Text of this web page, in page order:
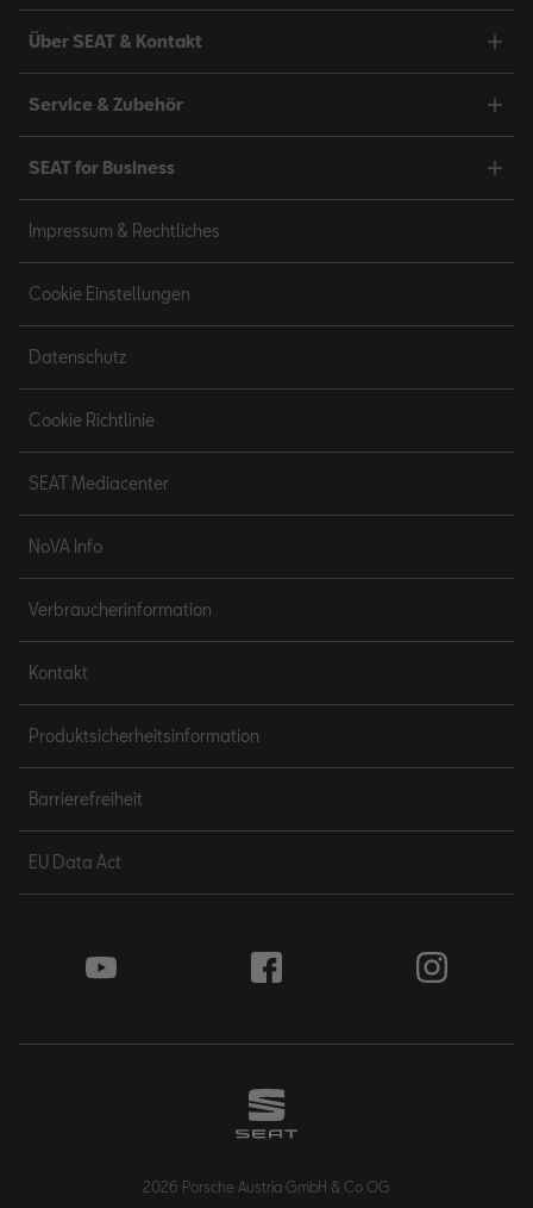
Über SEAT & Kontakt
Service & Zubehör
SEAT for Business
Impressum & Rechtliches
Cookie Einstellungen
Datenschutz
Cookie Richtlinie
SEAT Mediacenter
NoVA Info
Verbraucherinformation
Kontakt
Produktsicherheitsinformation
Barrierefreiheit
EU Data Act
2026 Porsche Austria GmbH & Co OG